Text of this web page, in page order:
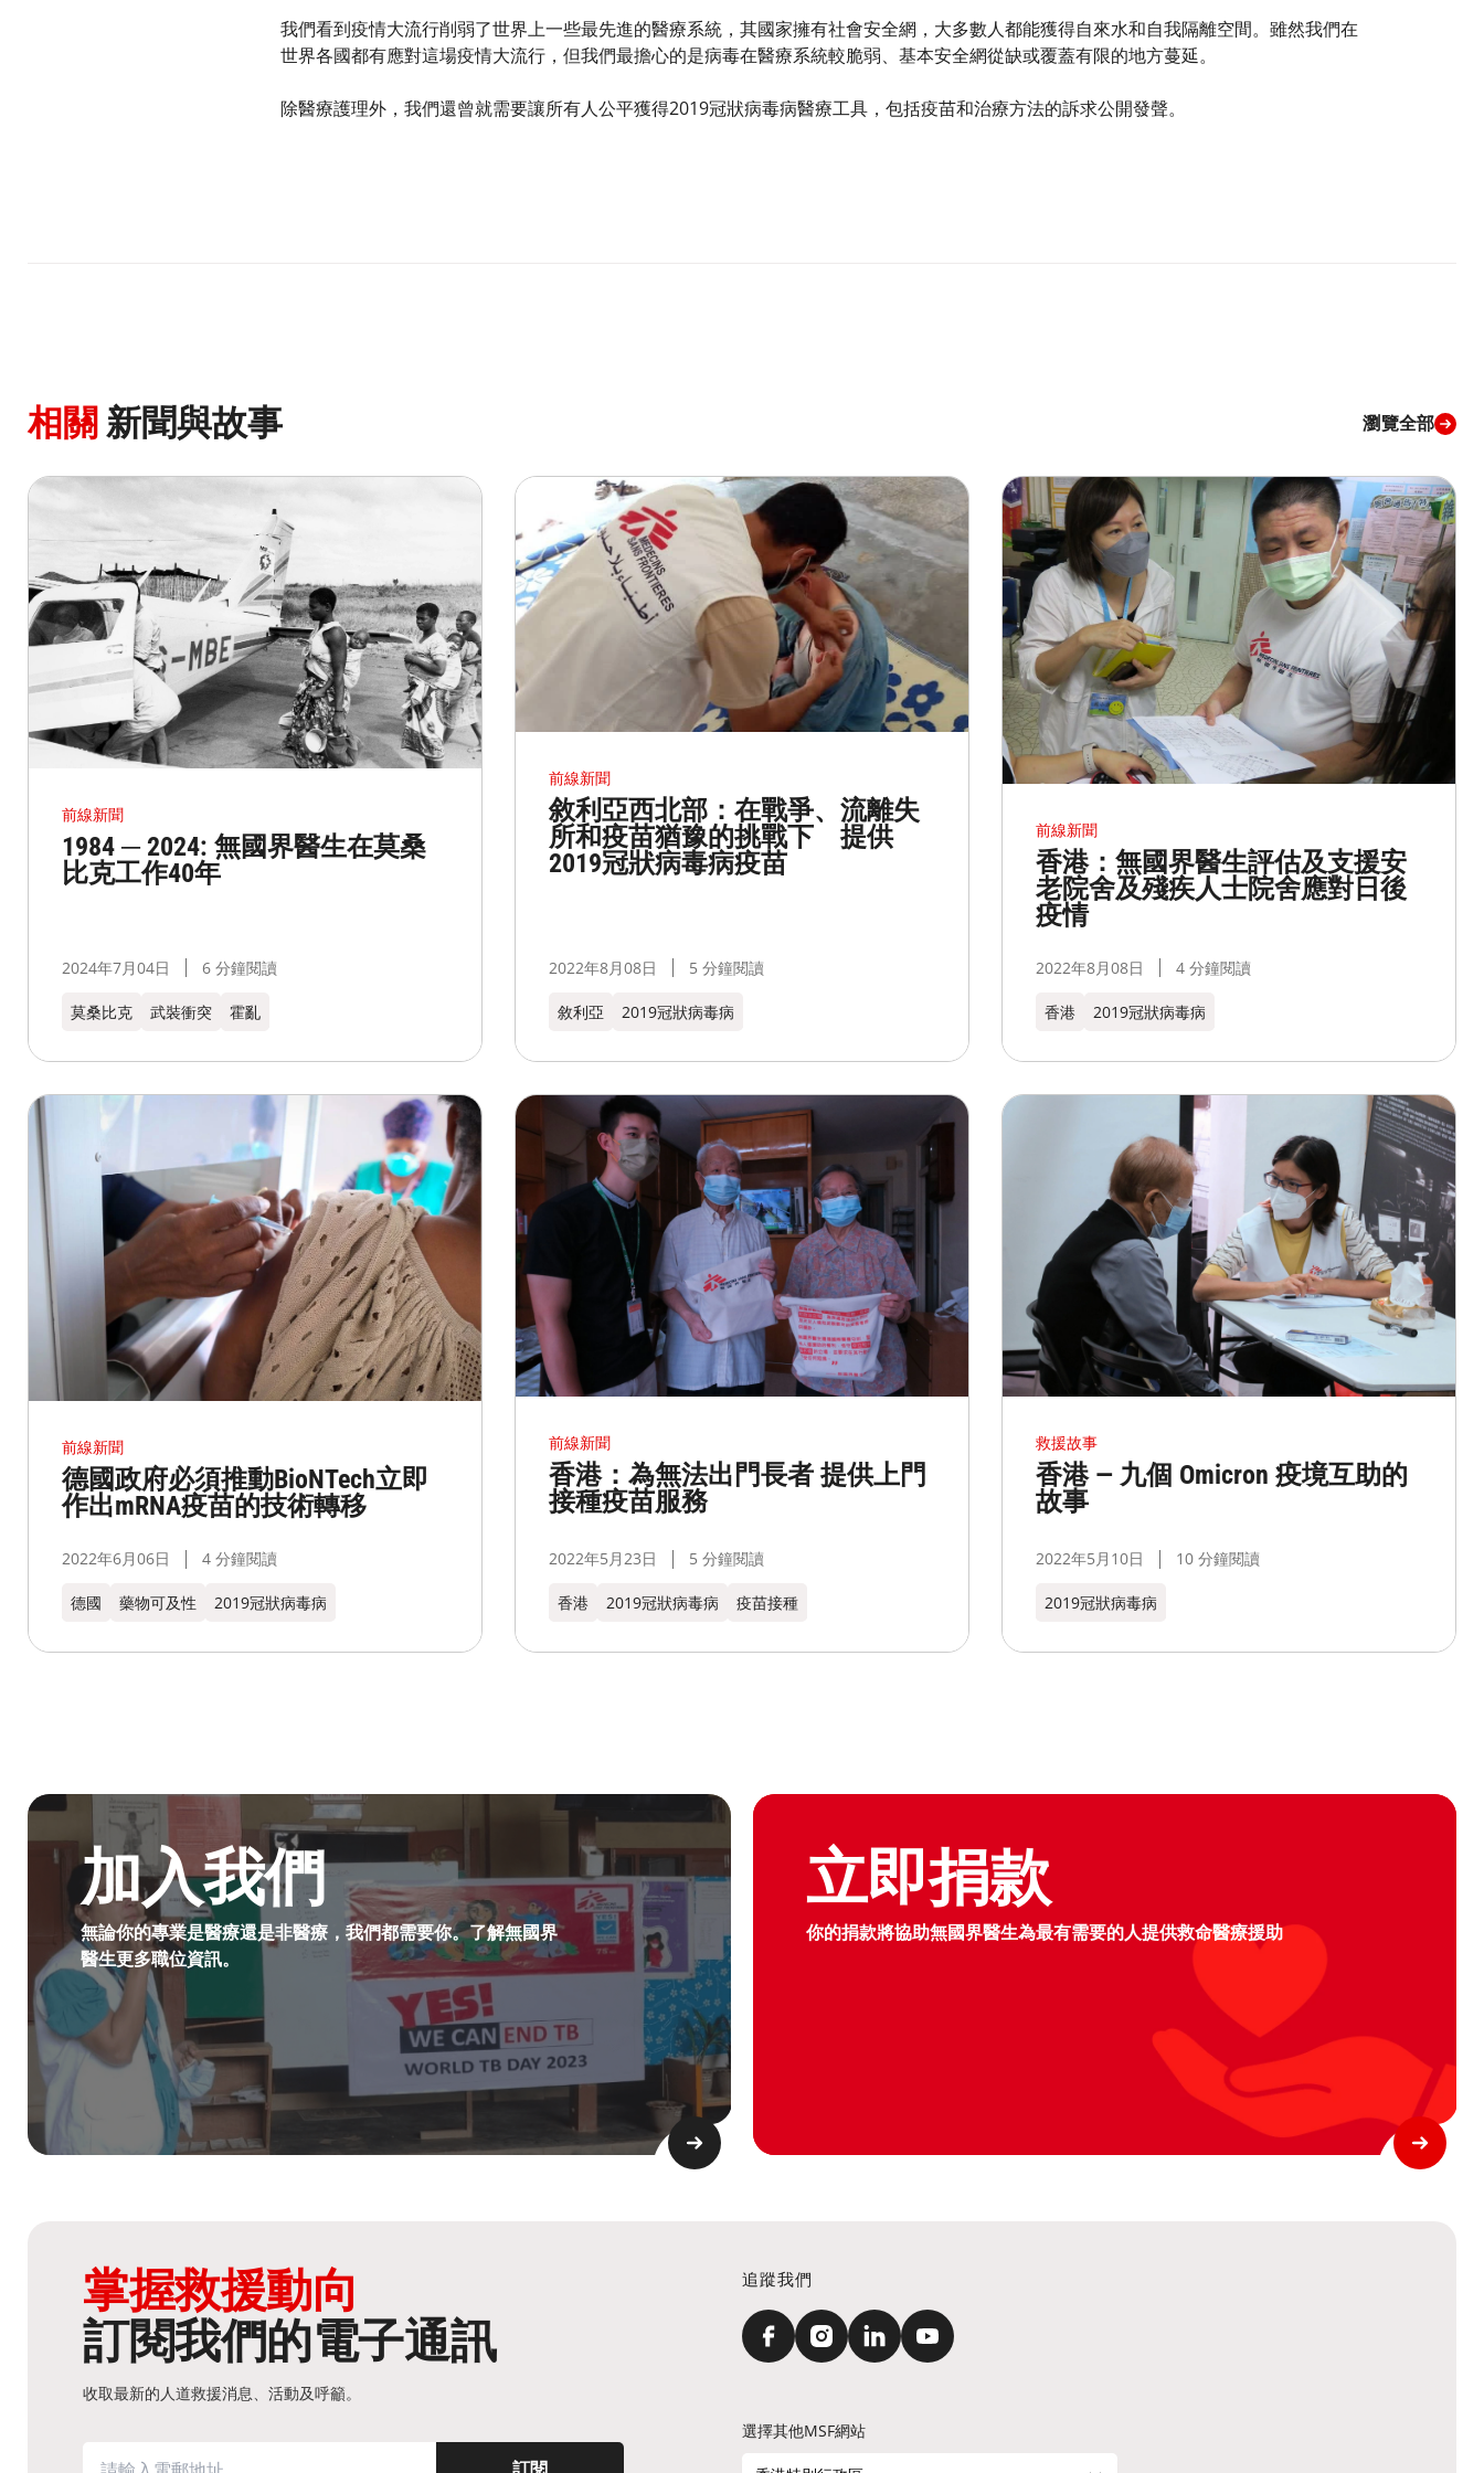
我們看到疫情大流行削弱了世界上一些最先進的醫療系統，其國家擁有社會安全網，大多數人都能獲得自來水和自我隔離空間。雖然我們在
世界各國都有應對這場疫情大流行，但我們最擔心的是病毒在醫療系統較脆弱、基本安全網從缺或覆蓋有限的地方蔓延。
除醫療護理外，我們還曾就需要讓所有人公平獲得2019冠狀病毒病醫療工具，包括疫苗和治療方法的訴求公開發聲。
相關 新聞與故事 瀏覽全部
前線新聞
1984 ─ 2024: 無國界醫生在莫桑
比克工作40年
2024年7月04日 6 分鐘閱讀
莫桑比克 武裝衝突 霍亂
前線新聞
敘利亞西北部：在戰爭、流離失
所和疫苗猶豫的挑戰下 提供
2019冠狀病毒病疫苗
2022年8月08日 5 分鐘閱讀
敘利亞 2019冠狀病毒病
前線新聞
香港：無國界醫生評估及支援安
老院舍及殘疾人士院舍應對日後
疫情
2022年8月08日 4 分鐘閱讀
香港 2019冠狀病毒病
前線新聞
德國政府必須推動BioNTech立即
作出mRNA疫苗的技術轉移
2022年6月06日 4 分鐘閱讀
德國 藥物可及性 2019冠狀病毒病
前線新聞
香港：為無法出門長者 提供上門
接種疫苗服務
2022年5月23日 5 分鐘閱讀
香港 2019冠狀病毒病 疫苗接種
救援故事
香港 — 九個 Omicron 疫境互助的
故事
2022年5月10日 10 分鐘閱讀
2019冠狀病毒病
加入我們
無論你的專業是醫療還是非醫療，我們都需要你。了解無國界
醫生更多職位資訊。​
成為無國界無援人員​
立即捐款
你的捐款將協助無國界醫生為最有需要的人提供救命醫療援助
Graphic of hand with heart logo
掌握救援動向
訂閱我們的電子通訊
收取最新的人道救援消息、活動及呼籲。
追蹤我們
選擇其他MSF網站